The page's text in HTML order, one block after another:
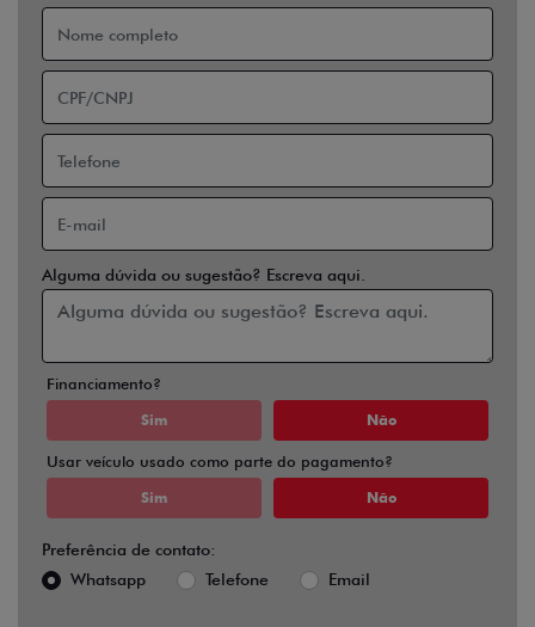
Alguma dúvida ou sugestão? Escreva aqui.
Financiamento?
Sim Não
Usar veículo usado como parte do pagamento?
Sim Não
Preferência de contato:
Whatsapp
Telefone Email